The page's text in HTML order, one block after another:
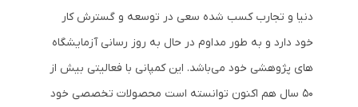
دنیا و تجارب کسب شده سعی در توسعه و گسترش کار
خود دارد و به طور مداوم در حال به روز رسانی آزمایشگاه
های پژوهشی خود می‌باشد. این کمپانی با فعالیتی بیش از
50 سال هم اکنون توانسته است محصولات تخصصی خود